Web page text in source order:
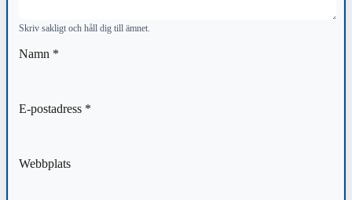
Skriv sakligt och håll dig till ämnet.
Namn *
E-postadress *
Webbplats